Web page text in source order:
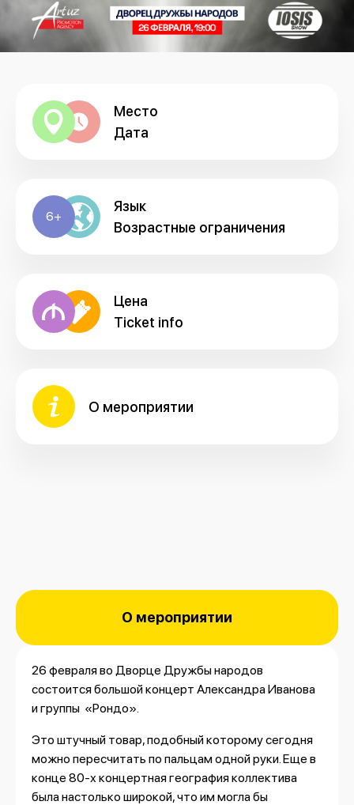
Место
Дата
6+
Язык
Возрастные ограничения
Цена
Ticket info
О мероприятии
О мероприятии
26 февраля во Дворце Дружбы народов
состоится большой концерт Александра Иванова
и группы «Рондо».
Это штучный товар, подобный которому сегодня
можно пересчитать по пальцам одной руки. Еще в
конце 80-х концертная география коллектива
была настолько широкой, что им могла бы